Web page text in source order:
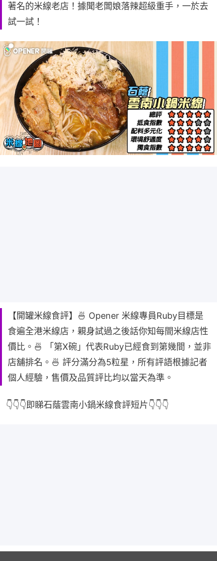
著名的米線老店！據聞老闆娘落辣超級重手，一於去
試一試！
【開罐米線食評】🍜 Opener 米線專員Ruby目標是
食遍全港米線店，親身試過之後話你知每間米線店性
價比。🍜 「第X碗」代表Ruby已經食到第幾間，並非
店舖排名。🍜 評分滿分為5粒星，所有評語根據記者
個人經驗，售價及品質評比均以當天為準。
👇👇👇即睇石蔭雲南小鍋米線食評短片👇👇👇